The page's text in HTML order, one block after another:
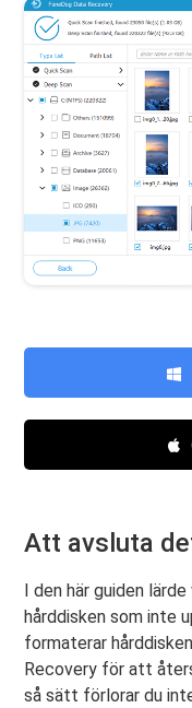
Att avsluta
I den här guiden
hårddisken som inte
formaterar
Recovery för att
så sätt förlorar du